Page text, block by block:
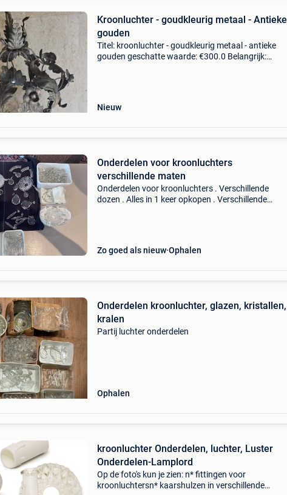
Kroonluchter - goudkleurig metaal - Antieke
gouden
Titel: kroonluchter - goudkleurig metaal - antieke
gouden geschatte waarde: €300.0 Belangrijk:
Nieuw
Onderdelen voor kroonluchters
verschillende maten
Onderdelen voor kroonluchters . Verschillende
dozen . Alles in 1 keer opkopen . Verschillende
Zo goed als nieuw Ophalen
Onderdelen kroonluchter, glazen, kristallen,
kralen
Partij luchter onderdelen
Ophalen
kroonluchter Onderdelen, luchter, Luster
Onderdelen-Lamplord
Op de foto's kun je zien: n* fittingen voor
kroonluchtersn* kaarshulzen in verschillende